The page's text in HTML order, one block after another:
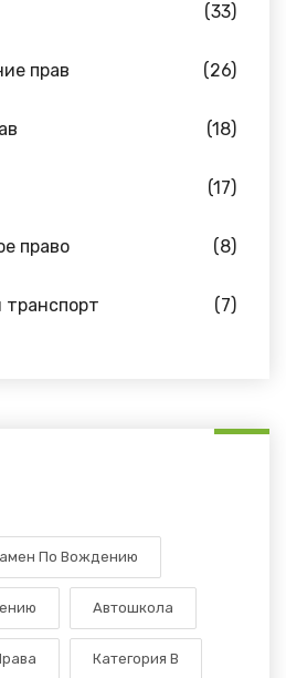
(33)
прав (26)
(18)
(17)
право (8)
(7)
По Вождению
Автошкола
Категория В